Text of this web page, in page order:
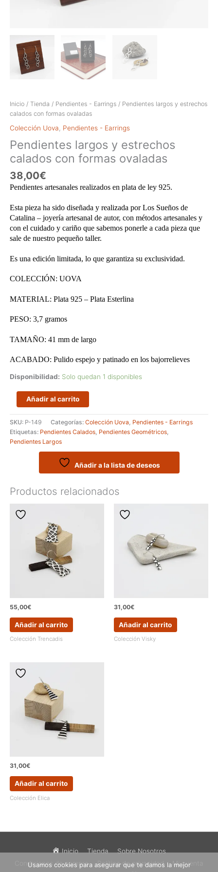
Inicio / Tienda / Pendientes - Earrings / Pendientes largos y estrechos
calados con formas ovaladas
Colección Uova Pendientes - Earrings
Pendientes largos y estrechos
calados con formas ovaladas
38,00€
Pendientes artesanales realizados en plata de ley 925.
Esta pieza ha sido diseñada y realizada por Los Sueños de
Catalina – joyería artesanal de autor, con métodos artesanales y
con el cuidado y cariño que sabemos ponerle a cada pieza que
sale de nuestro pequeño taller.
Es una edición limitada, lo que garantiza su exclusividad.
COLECCIÓN: UOVA
MATERIAL: Plata 925 – Plata Esterlina
PESO: 3,7 gramos
TAMAÑO: 41 mm de largo
ACABADO: Pulido espejo y patinado en los bajorrelieves
Disponibilidad: Solo quedan 1 disponibles
Pendientes
largos
y
estrechos
calados
con
Añadir al carrito
SKU: P-149 Categorías: Colección Uova, Pendientes - Earrings
Etiquetas: Pendientes Calados, Pendientes Geométricos,
Pendientes Largos
Añadir a la lista de deseos
Productos relacionados
55,00€
Añadir al carrito
Colección Trencadis
31,00€
Añadir al carrito
Colección Visky
31,00€
Añadir al carrito
Colección Elica
Inicio Tienda
Sobre Nosotros
Condiciones de compra
Política de privacidad
Mi cuenta
Usamos cookies para asegurar que te damos la mejor